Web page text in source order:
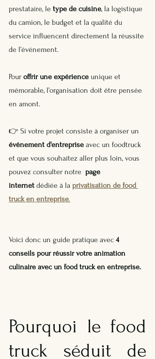
prestataire, le type de cuisine, la logistique
du camion, le budget et la qualité du
service influencent directement la réussite
de l’événement.
Pour offrir une expérience unique et
mémorable, l’organisation doit être pensée
en amont.
👉 Si votre projet consiste à organiser un
événement d'entreprise avec un foodtruck
et que vous souhaitez aller plus loin, vous
pouvez consulter notre page
internet dédiée à la privatisation de food
truck en entreprise.
Voici donc un guide pratique avec 4
conseils pour réussir votre animation
culinaire avec un food truck en entreprise.
Pourquoi le food
truck séduit de